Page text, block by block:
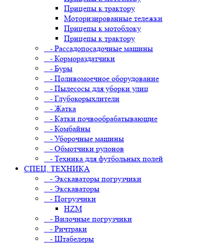
Прицепы к трактору
Моторизированные тележки
Прицепы к мотоблоку
Прицепы к трактору
- Рассадопосадочные машины
- Кормораздатчики
- Буры
- Поливомоечное оборудование
- Пылесосы для уборки улиц
- Глубокорыхлители
- Жатка
- Катки почвообрабатывающие
- Комбайны
- Уборочные машины
- Обмотчики рулонов
- Техника для футбольных полей
СПЕЦ. ТЕХНИКА
- Экскаваторы погрузчики
- Экскаваторы
- Погрузчики
HZM
- Вилочные погрузчики
- Ричтраки
- Штабелеры